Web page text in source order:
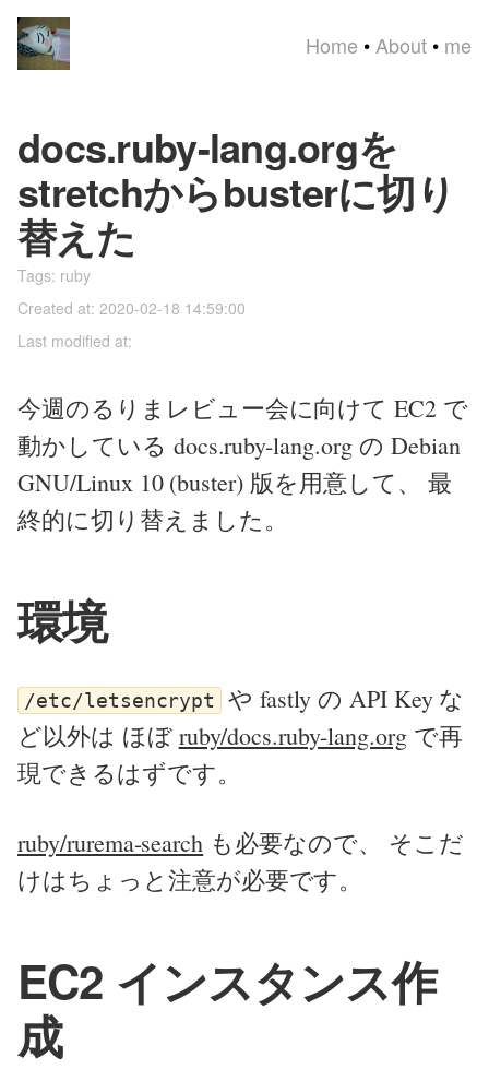
Home • About • me
docs.ruby-lang.orgを
stretchからbusterに切り
替えた
Tags: ruby
Created at: 2020-02-18 14:59:00
Last modified at:
今週のるりまレビュー会に向けて EC2 で
動かしている docs.ruby-lang.org の Debian
GNU/Linux 10 (buster) 版を用意して、 最
終的に切り替えました。
環境
/etc/letsencrypt
や fastly の API Key な
ど以外は ほぼ ruby/docs.ruby-lang.orgで再
現できるはずです。
ruby/rurema-search も必要なので、 そこだ
けはちょっと注意が必要です。
EC2 インスタンス作
成